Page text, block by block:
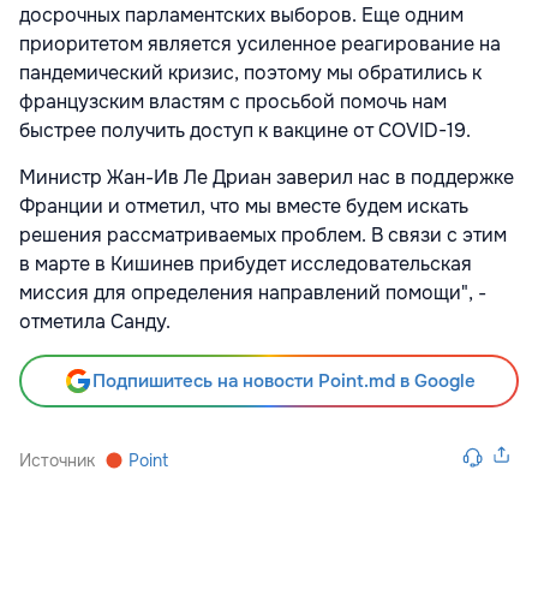
досрочных парламентских выборов. Еще одним
приоритетом является усиленное реагирование на
пандемический кризис, поэтому мы обратились к
французским властям с просьбой помочь нам
быстрее получить доступ к вакцине от COVID-19.
Министр Жан-Ив Ле Дриан заверил нас в поддержке
Франции и отметил, что мы вместе будем искать
решения рассматриваемых проблем. В связи с этим
в марте в Кишинев прибудет исследовательская
миссия для определения направлений помощи", -
отметила Санду.
Подпишитесь на новости Point.md в Google
Источник Point